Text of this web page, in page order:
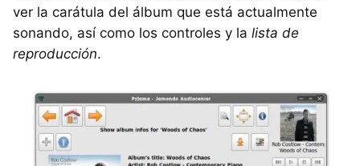
ver la carátula del álbum que está actualmente
sonando, así como los controles y la lista de
reproducción.